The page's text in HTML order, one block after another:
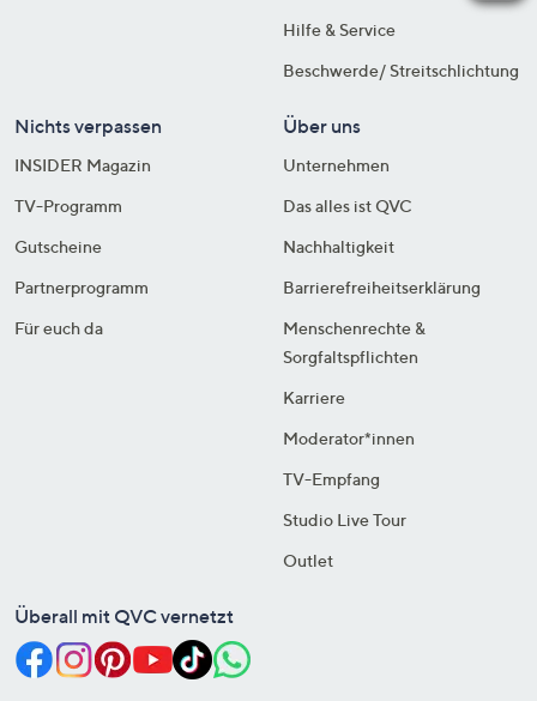
Hilfe & Service
Beschwerde/ Streitschlichtung
Nichts verpassen
INSIDER Magazin
TV-Programm
Gutscheine
Partnerprogramm
Für euch da
Über uns
Unternehmen
Das alles ist QVC
Nachhaltigkeit
Barrierefreiheitserklärung
Menschenrechte &
Sorgfaltspflichten
Karriere
Moderator*innen
TV-Empfang
Studio Live Tour
Outlet
Überall mit QVC vernetzt